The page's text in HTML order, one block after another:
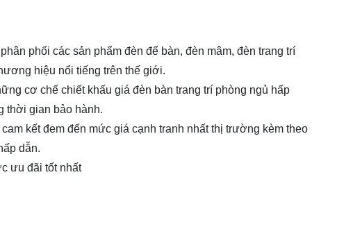
phối các sản phẩm đèn để bàn, đèn mâm, đèn trang trí
hiệu nổi tiếng trên thế giới.
cơ chế chiết khấu giá đèn bàn trang trí phòng ngủ hấp
thời gian bảo hành.
kết đem đến mức giá cạnh tranh nhất thị trường kèm theo
dẫn.
ưu đãi tốt nhất